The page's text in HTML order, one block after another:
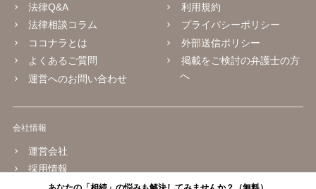
法律Q&A
法律相談コラム
ココナラとは
よくあるご質問
運営へのお問い合わせ
利用規約
プライバシーポリシー
外部送信ポリシー
掲載をご検討の弁護士の方
へ
会社情報
運営会社
採用情報